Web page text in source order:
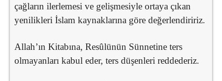
çağların ilerlemesi ve gelişmesiyle ortaya çıkan
yenilikleri İslam kaynaklarına göre değerlendiririz.
Allah’ın Kitabına, Resûlünün Sünnetine ters
olmayanları kabul eder, ters düşenleri reddederiz.